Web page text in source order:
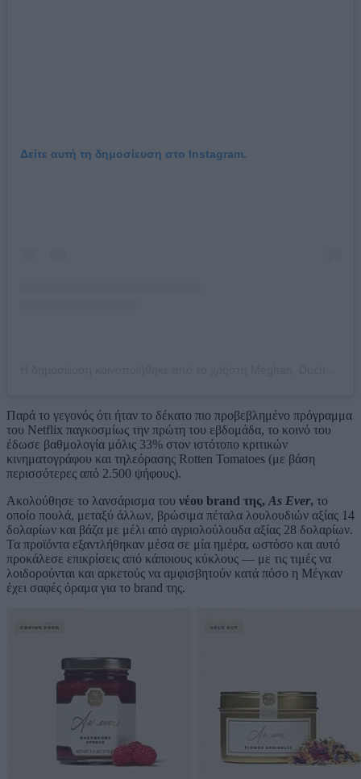
Δείτε αυτή τη δημοσίευση στο Instagram.
Παρά το γεγονός ότι ήταν το δέκατο πιο προβεβλημένο πρόγραμμα
του Netflix παγκοσμίως την πρώτη του εβδομάδα, το κοινό του
έδωσε βαθμολογία μόλις 33% στον ιστότοπο κριτικών
κινηματογράφου και τηλεόρασης Rotten Tomatoes (με βάση
περισσότερες από 2.500 ψήφους).
Ακολούθησε το λανσάρισμα του νέου brand της, As Ever, το
οποίο πουλά, μεταξύ άλλων, βρώσιμα πέταλα λουλουδιών αξίας 14
δολαρίων και βάζα με μέλι από αγριολούλουδα αξίας 28 δολαρίων.
Τα προϊόντα εξαντλήθηκαν μέσα σε μία ημέρα, ωστόσο και αυτό
προκάλεσε επικρίσεις από κάποιους κύκλους — με τις τιμές να
λοιδορούνται και αρκετούς να αμφισβητούν κατά πόσο η Μέγκαν
έχει σαφές όραμα για το brand της.